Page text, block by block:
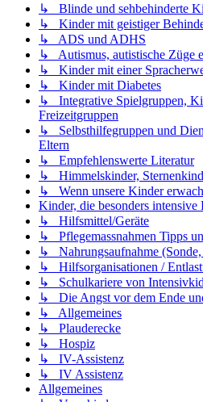
↳ Blinde und sehbehinderte
↳ Kinder mit geistiger
↳ ADS und ADHS
↳ Autismus, autistische Züge
↳ Kinder mit einer
↳ Kinder mit Diabetes
↳ Integrative Spielgruppen,
Freizeitgruppen
↳ Selbsthilfegruppen und
Eltern
↳ Empfehlenswerte Literatur
↳ Himmelskinder,
↳ Wenn unsere Kinder
Kinder, die besonders intensive
↳ Hilfsmittel/Geräte
↳ Pflegemassnahmen Tipps
↳ Nahrungsaufnahme (Sonde,
↳ Hilfsorganisationen /
↳ Schulkariere von
↳ Die Angst vor dem Ende
↳ Allgemeines
↳ Plauderecke
↳ Hospiz
↳ IV-Assistenz
↳ IV Assistenz
Allgemeines